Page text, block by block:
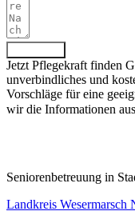
Jetzt Pflegekraft finden
unverbindliches und
Vorschläge für eine
wir die Informationen
Senioren­betreuung in
Landkreis Wesermarsch